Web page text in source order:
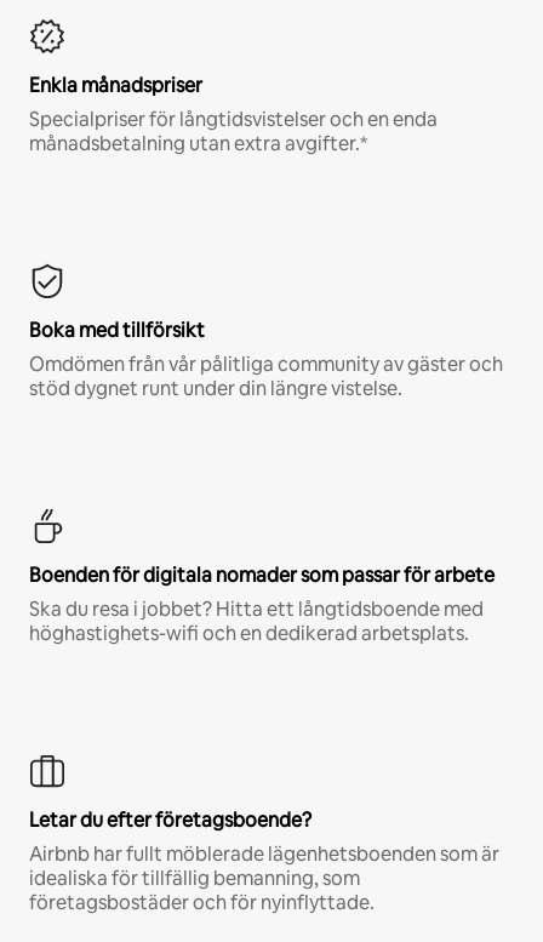
Enkla månadspriser
Specialpriser för långtidsvistelser och en enda
månadsbetalning utan extra avgifter.*
Boka med tillförsikt
Omdömen från vår pålitliga community av gäster och
stöd dygnet runt under din längre vistelse.
Boenden för digitala nomader som passar för arbete
Ska du resa i jobbet? Hitta ett långtidsboende med
höghastighets-wifi och en dedikerad arbetsplats.
Letar du efter företagsboende?
Airbnb har fullt möblerade lägenhetsboenden som är
idealiska för tillfällig bemanning, som
företagsbostäder och för nyinflyttade.